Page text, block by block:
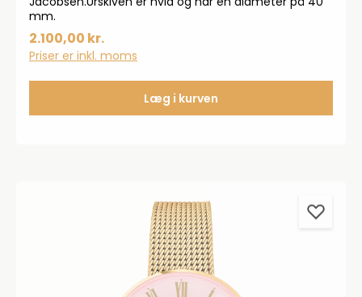
mm.
2.100,00 kr.
Priser er inkl. moms
Læg i kurven